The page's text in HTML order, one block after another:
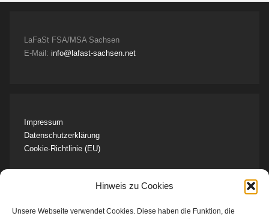
Hinweis zu Cookies
Unsere Webseite verwendet Cookies. Diese haben die Funktion, die
LaFaSt FSA/MSA Sachsen
E-Mail: info@lafast-sachsen.net
Impressum
Datenschutzerklärung
Cookie-Richtlinie (EU)